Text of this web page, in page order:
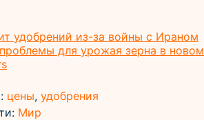
удобрений из-за войны с Ираном
для урожая зерна в новом
цены, удобрения
Мир